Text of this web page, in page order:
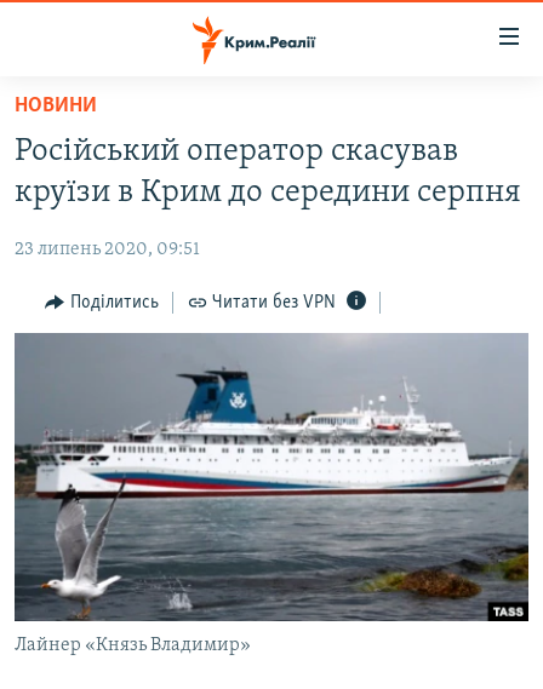
Перейти
основного
матеріалу
Перейти
до
навігації
Перейти
ВІДЕО ТА ФОТО
ПОЛІТИКА
БЛОГИ
ВСЕ ЗА ДЕНЬ
СПЕЦПРОЕКТИ
ДЕПОРТАЦІЯ
ВІДЕОУРОКИ «ELIFBE»
СВІДЧЕННЯ ОКУПАЦІЇ
УКРАЇНСЬКА ПРОБЛЕМА КРИМУ
ЯК ОБІЙТИ БЛОКУВАННЯ
Русский
Qırımtatar
НОВИНИ
Російський оператор скасував
круїзи в Крим до середини серпня
23 липень 2020, 09:51
Поділитись Читати без VPN
Лайнер «Князь Владимир»